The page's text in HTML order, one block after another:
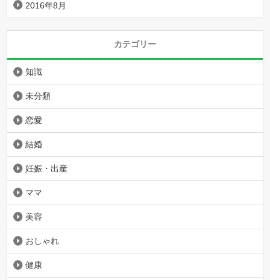
2016年8月
カテゴリー
知識
未分類
恋愛
結婚
妊娠・出産
ママ
美容
おしゃれ
健康